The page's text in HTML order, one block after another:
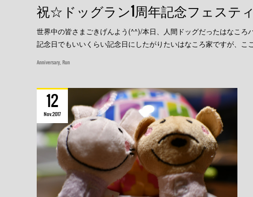
祝☆ドッグラン1周年記念フェステ
世界中の皆さまごきげんよう(^^)/本日、人間ドッグだったはなこ
記念日でもいいくらい記念日にしたがりたいはなころ家ですが、
Anniversary Run
12
Nov2017